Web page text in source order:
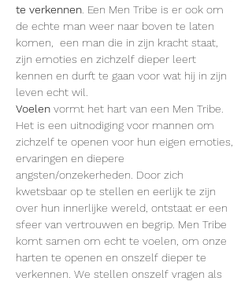
te verkennen . Een Men Tribe is er ook om
de echte man weer naar boven te laten
komen,  een man die in zijn kracht staat,
zijn emoties en zichzelf dieper leert
kennen en durft te gaan voor wat hij in zijn
leven echt wil.
Voelen vormt het hart van een Men Tribe.
Het is een uitnodiging voor mannen om
zichzelf te openen voor hun eigen emoties,
ervaringen en diepere
angsten/onzekerheden. Door zich
kwetsbaar op te stellen en eerlijk te zijn
over hun innerlijke wereld, ontstaat er een
sfeer van vertrouwen en begrip. Men Tribe
komt samen om echt te voelen, om onze
harten te openen en onszelf dieper te
verkennen. We stellen onszelf vragen als